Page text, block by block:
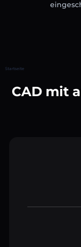
Startseite
CAD mit